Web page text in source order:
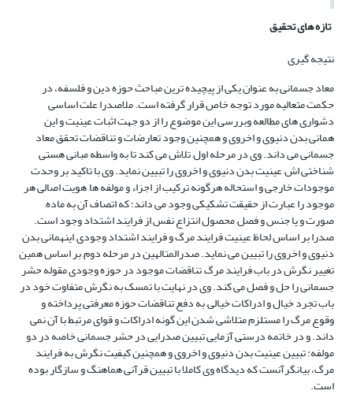
تازه های تحقیق
نتیجه‏ گیری
معاد جسمانی به عنوان یکی از پیچیده ترین مباحث حوزه دین و فلسفه، در
حکمت متعالیه مورد توجه خاص قرار گرفته است. ملاصدرا علت اساسی
دشواری های مطالعه وبررسی این موضوع را از دو جهت اثبات عینیت و این
همانی بدن دنیوی و اخروی و همچنین وجود تعارضات و تناقضات تحقق معاد
جسمانی می داند. وی در مرحله اول, تلاش می کند تا به واسطه مبانی هستی
شناختی اش, عینیت بدن دنیوی و اخروی را تبیین نماید. وی با تاکید بر وحدت
موجودات خارجی و استحاله هرگونه ترکیب از اجزاء و مولفه ها, هویت اصالی هر
موجود را عبارت از حقیقت تشکیکی وجود می داند؛ که اتصاف آن به ماده,
صورت و یا جنس و فصل, محصول انتزاع نفس از فرایند اشتداد وجود است.
صدرا بر اساس لحاظ عینیت فرایند مرگ و فرایند اشتداد وجودی, اینهمانی بدن
دنیوی و اخروی را تبیین می نماید. صدرالمتالهین در مرحله دوم, بر اساس همین
تغییر نگرش در باب فرایند مرگ, تناقضات موجود در حوزه وجودی مقوله حشر
جسمانی را حل و فصل می کند. وی در نهایت با تمسک به نگرش متفاوت خود در
باب تجرد خیال و ادراکات خیالی, به دفع تناقضات حوزه معرفتی پرداخته و
وقوع مرگ را مستلزم متلاشی شدن این گونه ادراکات و قوای مرتبط با آن نمی
داند. و در خاتمه درستی آزمایی تبیین صدرایی در حشر جسمانی خاصه در دو
مولفه: تبیین عینیت بدن دنیوی و اخروی و همچنین کیفیت نگرش به فرایند
مرگ، بیانگرآنست که دیدگاه وی کاملا با تبیین قرآنی هماهنگ و سازگار بوده
است.